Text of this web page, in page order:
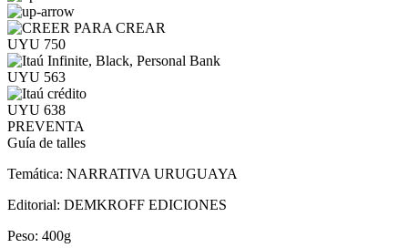
UYU 750
UYU 563
UYU 638
PREVENTA
Guía de talles
Temática: NARRATIVA URUGUAYA
Editorial: DEMKROFF EDICIONES
Peso: 400g